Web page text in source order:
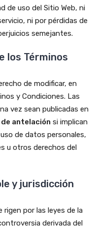
de uso del Sitio Web, ni
ni por pérdidas de
semejantes.
los Términos
de modificar, en
y Condiciones. Las
vez sean publicadas en
de antelación si implican
de datos personales,
u otros derechos del
y jurisdicción
por las leyes de la
derivada del